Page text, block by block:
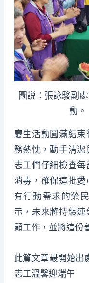
圖説：張詠駿副
動。
慶生活動圓滿結
務熱忱，動手清潔
志工們仔細檢查
消毒，確保這批
有行動需求的榮
示，未來將持續
顧工作，並將這份
此篇文章最開始出
志工溫馨迎端午